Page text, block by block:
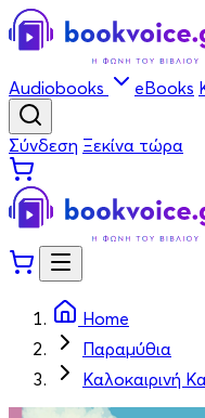
Audiobooks eBooks
Σύνδεση Ξεκίνα τώρα
Home
Παραμύθια
Καλοκαιρινή